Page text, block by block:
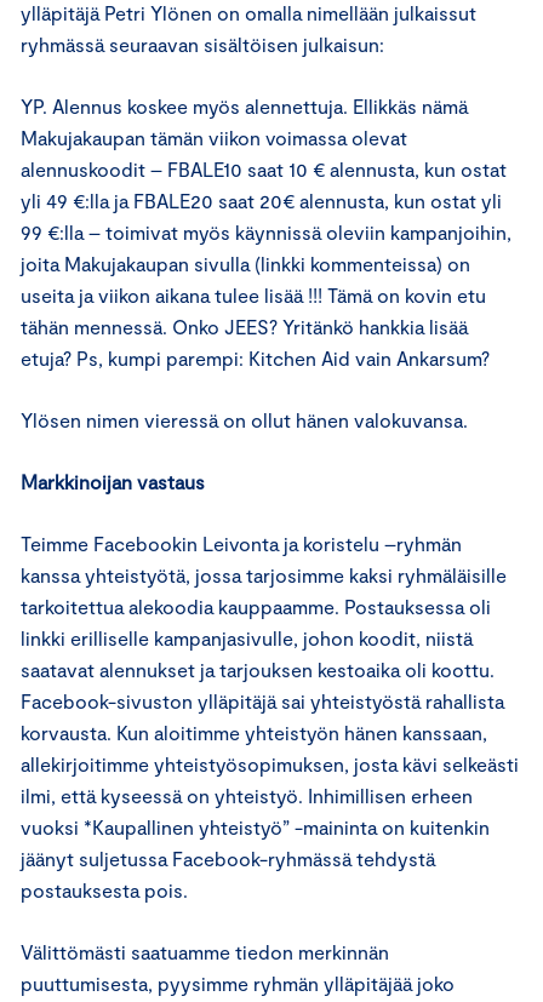
ylläpitäjä Petri Ylönen on omalla nimellään julkaissut
ryhmässä seuraavan sisältöisen julkaisun:
YP. Alennus koskee myös alennettuja. Ellikkäs nämä
Makujakaupan tämän viikon voimassa olevat
alennuskoodit – FBALE10 saat 10 € alennusta, kun ostat
yli 49 €:lla ja FBALE20 saat 20€ alennusta, kun ostat yli
99 €:lla – toimivat myös käynnissä oleviin kampanjoihin,
joita Makujakaupan sivulla (linkki kommenteissa) on
useita ja viikon aikana tulee lisää !!! Tämä on kovin etu
tähän mennessä. Onko JEES? Yritänkö hankkia lisää
etuja? Ps, kumpi parempi: Kitchen Aid vain Ankarsum?
Ylösen nimen vieressä on ollut hänen valokuvansa.
Markkinoijan vastaus
Teimme Facebookin Leivonta ja koristelu –ryhmän
kanssa yhteistyötä, jossa tarjosimme kaksi ryhmäläisille
tarkoitettua alekoodia kauppaamme. Postauksessa oli
linkki erilliselle kampanjasivulle, johon koodit, niistä
saatavat alennukset ja tarjouksen kestoaika oli koottu.
Facebook-sivuston ylläpitäjä sai yhteistyöstä rahallista
korvausta. Kun aloitimme yhteistyön hänen kanssaan,
allekirjoitimme yhteistyösopimuksen, josta kävi selkeästi
ilmi, että kyseessä on yhteistyö. Inhimillisen erheen
vuoksi *Kaupallinen yhteistyö” -maininta on kuitenkin
jäänyt suljetussa Facebook-ryhmässä tehdystä
postauksesta pois.
Välittömästi saatuamme tiedon merkinnän
puuttumisesta, pyysimme ryhmän ylläpitäjää joko